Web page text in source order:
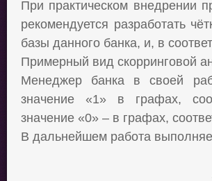
При практическом внедрении
рекомендуется разработать
базы данного банка, и, в
Примерный вид скорринговой
Менеджер банка в своей
значение «1» в графах,
значение «0» – в графах,
В дальнейшем работа